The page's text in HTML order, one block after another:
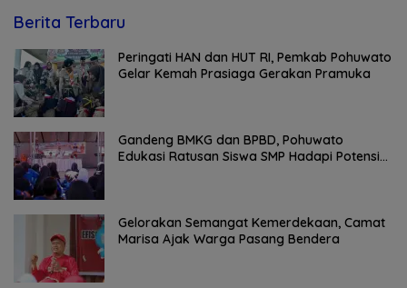
Berita Terbaru
Peringati HAN dan HUT RI, Pemkab Pohuwato
Gelar Kemah Prasiaga Gerakan Pramuka
Gandeng BMKG dan BPBD, Pohuwato
Edukasi Ratusan Siswa SMP Hadapi Potensi
Gelorakan Semangat Kemerdekaan, Camat
Marisa Ajak Warga Pasang Bendera